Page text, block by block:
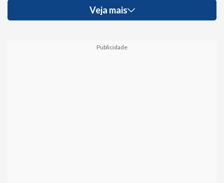
Veja mais
Publicidade